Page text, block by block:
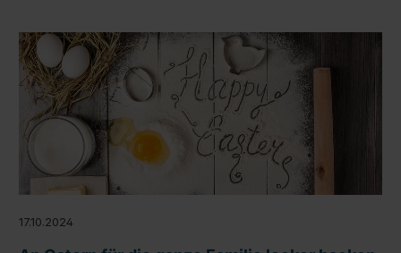
17.10.2024